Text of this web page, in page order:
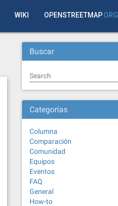
WIKI OPENSTREETMAP.ORG
Buscar
Search
Categorías
Columna
Comparación
Comunidad
Equipos
Eventos
FAQ
General
How-to